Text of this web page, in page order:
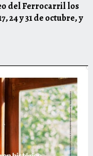
del Ferrocarril los
24 y 31 de octubre, y